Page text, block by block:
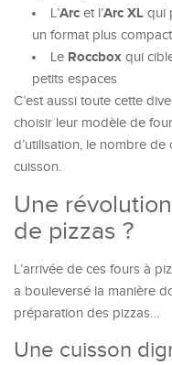
L’Arc et l’Arc XL qui
un format plus compact
Le Roccbox qui
petits espaces
C’est aussi toute cette
choisir leur modèle de
d’utilisation, le nombre
cuisson.
Une
de pizzas ?
L’arrivée de ces fours à
a bouleversé la manière
préparation des pizzas…
Une cuisson